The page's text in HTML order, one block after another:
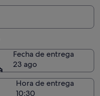
Fecha de entrega
23 ago
Hora de entrega